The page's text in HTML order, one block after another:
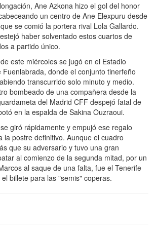
Ane Azkona hizo el gol del honor
un centro de Ane Elexpuru desde
se comió la portera rival Lola Gallardo.
haber solventado estos cuartos de
a partido único.
este miércoles se jugó en el Estadio
Fuenlabrada, donde el conjunto tinerfeño
transcurrido solo minuto y medio.
bombeado de una compañera desde la
del Madrid CFF despejó fatal de
en la espalda de Sakina Ouzraoui.
giró rápidamente y empujó ese regalo
la postre definitivo. Aunque el cuadro
que su adversario y tuvo una gran
al comienzo de la segunda mitad, por un
al saque de una falta, fue el Tenerife
billete para las "semis" coperas.